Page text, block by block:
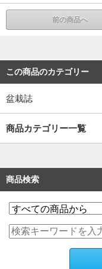
前の商品へ
この商品のカテゴリー
盆栽誌
商品カテゴリー一覧
商品検索